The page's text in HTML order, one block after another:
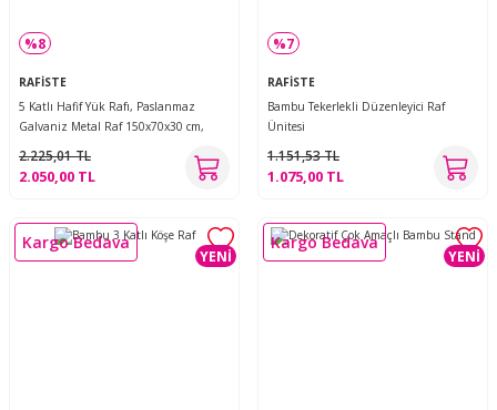
%8
RAFİSTE
5 Katlı Hafif Yük Rafı, Paslanmaz
Galvaniz Metal Raf 150x70x30 cm,
Kiler, Garaj, Ofis Rafı
2.225,01 TL
2.050,00 TL
%7
RAFİSTE
Bambu Tekerlekli Düzenleyici Raf
Ünitesi
1.151,53 TL
1.075,00 TL
YENİ
Kargo Bedava
YENİ
Kargo Bedava